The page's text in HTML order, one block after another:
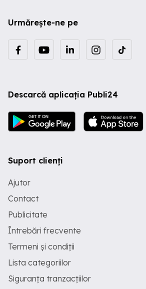
Urmărește-ne pe
Descarcă aplicația Publi24
Suport clienți
Ajutor
Contact
Publicitate
Întrebări frecvente
Termeni și condiții
Lista categoriilor
Siguranța tranzacțiilor